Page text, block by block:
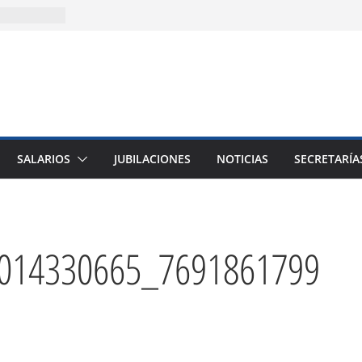
la
SALARIOS JUBILACIONES NOTICIAS